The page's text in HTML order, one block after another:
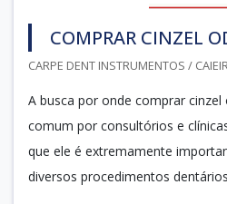
COMPRAR CINZEL
CARPE DENT INSTRUMENTOS /
A busca por onde comprar
comum por consultórios e
que ele é extremamente
diversos procedimentos